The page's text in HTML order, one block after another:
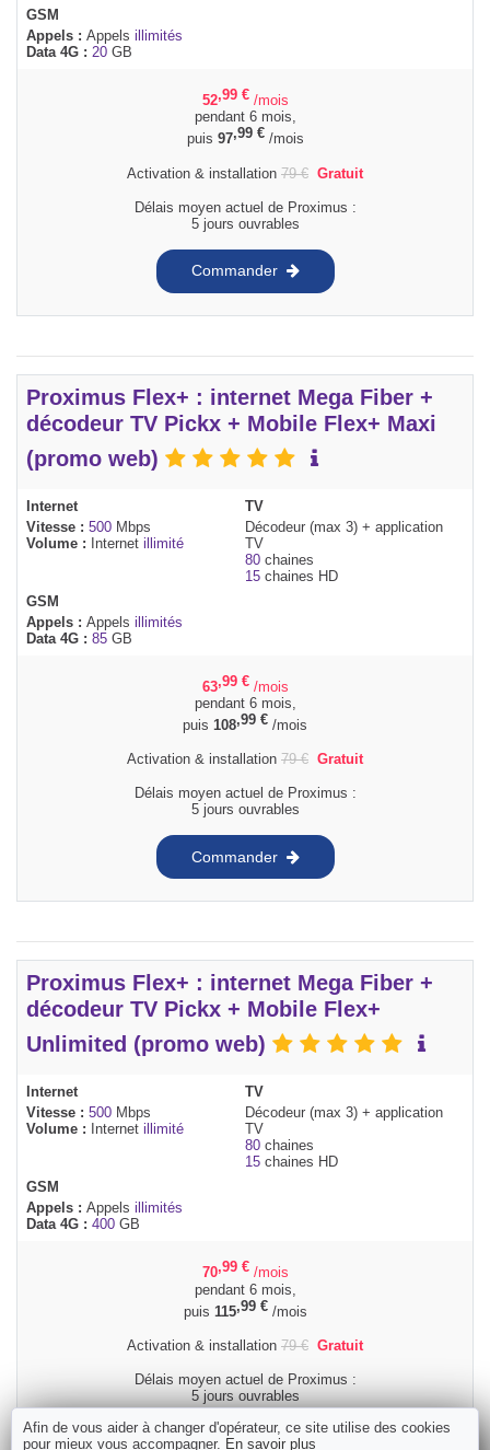
GSM
Appels : Appels illimités
Data 4G : 20 GB
52,99 € /mois
pendant 6 mois,
puis 97,99 €/mois
Activation & installation 79€ Gratuit
Délais moyen actuel de Proximus :
5 jours ouvrables
Commander
Proximus Flex+ : internet Mega Fiber +
décodeur TV Pickx + Mobile Flex+ Maxi
(promo web)
Internet
Vitesse : 500 Mbps
Volume :
Internet illimité
TV
Décodeur (max 3) + application
TV
80 chaines
15 chaines HD
GSM
Appels : Appels illimités
Data 4G : 85 GB
63,99 € /mois
pendant 6 mois,
puis 108,99 € /mois
Activation & installation 79€ Gratuit
Délais moyen actuel de Proximus :
5 jours ouvrables
Commander
Proximus Flex+ : internet Mega Fiber +
décodeur TV Pickx + Mobile Flex+
Unlimited (promo web)
Internet
Vitesse : 500 Mbps
Volume :
Internet illimité
TV
Décodeur (max 3) + application
TV
80 chaines
15 chaines HD
GSM
Appels : Appels illimités
Data 4G : 400 GB
70,99 € /mois
pendant 6 mois,
puis 115,99 €/mois
Activation & installation 79€ Gratuit
Délais moyen actuel de Proximus :
5 jours ouvrables
Commander
Afin de vous aider à changer d'opérateur, ce site utilise des cookies
pour mieux vous accompagner. En savoir plus